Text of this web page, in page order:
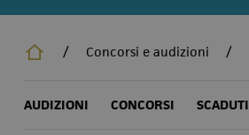
/ Concorsi e audizioni /
AUDIZIONI CONCORSI SCADUTI